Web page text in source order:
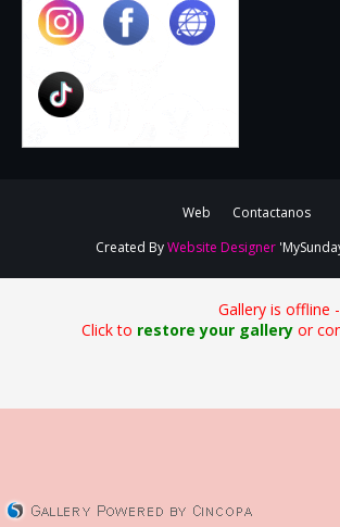
Web
Contactanos
Created ByWebsite Designer
Gallery is offline
Click to restore your galleryor